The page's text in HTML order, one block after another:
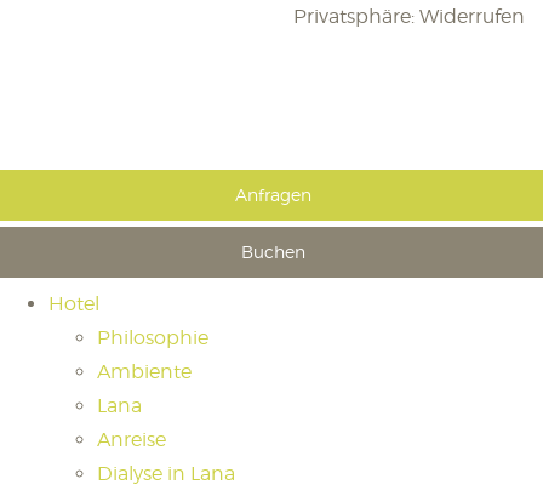
Privatsphäre: Widerrufen
Anfragen
Buchen
Hotel
Philosophie
Ambiente
Lana
Anreise
Dialyse in Lana